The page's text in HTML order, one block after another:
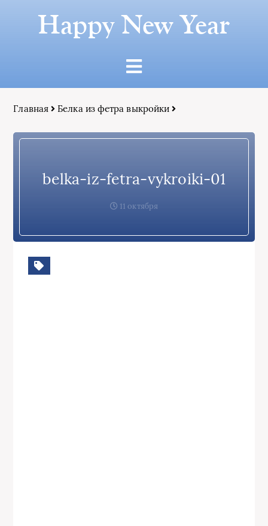
Happy New Year
Главная Белка из фетра выкройки
belka-iz-fetra-vykroiki-01
11 октября